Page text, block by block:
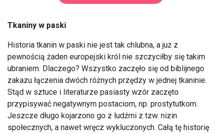
Tkaniny w paski
Historia tkanin w paski nie jest tak chlubna, a już z
pewnością żaden europejski król nie szczyciłby się takim
ubraniem. Dlaczego? Wszystko zaczęło się od biblijnego
zakazu łączenia dwóch różnych przędzy w jednej tkaninie.
Stąd w sztuce i literaturze pasiasty wzór zaczęto
przypisywać negatywnym postaciom, np. prostytutkom.
Jeszcze długo kojarzono go z ludźmi z tzw. nizin
społecznych, a nawet wręcz wykluczonych. Całą tę historię